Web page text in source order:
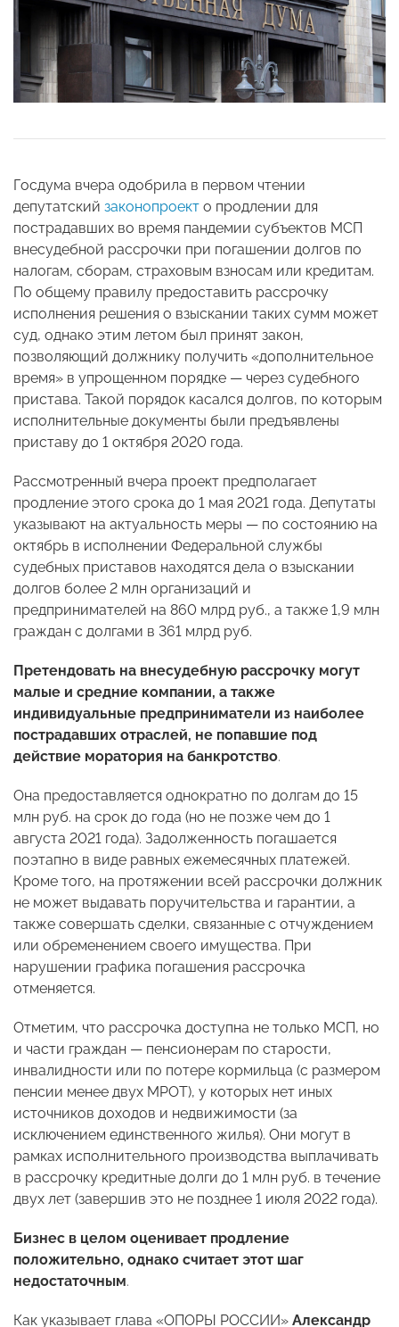
Госдума вчера одобрила в первом чтении
депутатский законопроект о продлении для
пострадавших во время пандемии субъектов МСП
внесудебной рассрочки при погашении долгов по
налогам, сборам, страховым взносам или кредитам.
По общему правилу предоставить рассрочку
исполнения решения о взыскании таких сумм может
суд, однако этим летом был принят закон,
позволяющий должнику получить «дополнительное
время» в упрощенном порядке — через судебного
пристава. Такой порядок касался долгов, по которым
исполнительные документы были предъявлены
приставу до 1 октября 2020 года.
Рассмотренный вчера проект предполагает
продление этого срока до 1 мая 2021 года. Депутаты
указывают на актуальность меры — по состоянию на
октябрь в исполнении Федеральной службы
судебных приставов находятся дела о взыскании
долгов более 2 млн организаций и
предпринимателей на 860 млрд руб., а также 1,9 млн
граждан с долгами в 361 млрд руб.
Претендовать на внесудебную рассрочку могут
малые и средние компании, а также
индивидуальные предприниматели из наиболее
пострадавших отраслей, не попавшие под
действие моратория на банкротство.
Она предоставляется однократно по долгам до 15
млн руб. на срок до года (но не позже чем до 1
августа 2021 года). Задолженность погашается
поэтапно в виде равных ежемесячных платежей.
Кроме того, на протяжении всей рассрочки должник
не может выдавать поручительства и гарантии, а
также совершать сделки, связанные с отчуждением
или обременением своего имущества. При
нарушении графика погашения рассрочка
отменяется.
Отметим, что рассрочка доступна не только МСП, но
и части граждан — пенсионерам по старости,
инвалидности или по потере кормильца (с размером
пенсии менее двух МРОТ), у которых нет иных
источников доходов и недвижимости (за
исключением единственного жилья). Они могут в
рамках исполнительного производства выплачивать
в рассрочку кредитные долги до 1 млн руб. в течение
двух лет (завершив это не позднее 1 июля 2022 года).
Бизнес в целом оценивает продление
положительно, однако считает этот шаг
недостаточным.
Как указывает глава «ОПОРЫ РОССИИ» Александр